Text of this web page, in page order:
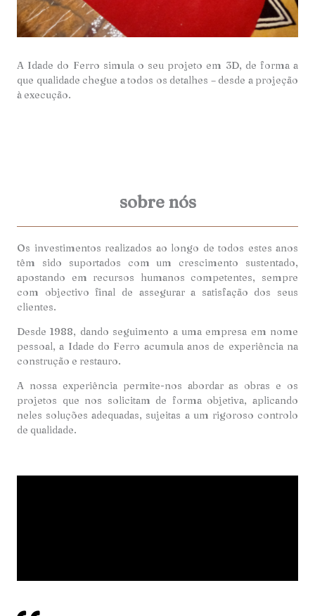
A Idade do Ferro simula o seu projeto em 3D, de forma a
que qualidade chegue a todos os detalhes – desde a projeção
à execução.
sobre nós
Os investimentos realizados ao longo de todos estes anos
têm sido suportados com um crescimento sustentado,
apostando em recursos humanos competentes, sempre
com objectivo final de assegurar a satisfação dos seus
clientes.
Desde 1988, dando seguimento a uma empresa em nome
pessoal, a Idade do Ferro acumula anos de experiência na
construção e restauro.
A nossa experiência permite-nos abordar as obras e os
projetos que nos solicitam de forma objetiva, aplicando
neles soluções adequadas, sujeitas a um rigoroso controlo
de qualidade.